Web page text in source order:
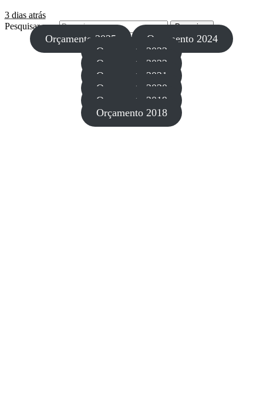
3 dias atrás
Pesquisar por:
Orçamento 2025
Orçamento 2024
Orçamento 2023
Orçamento 2022
Orçamento 2021
Orçamento 2020
Orçamento 2019
Orçamento 2018